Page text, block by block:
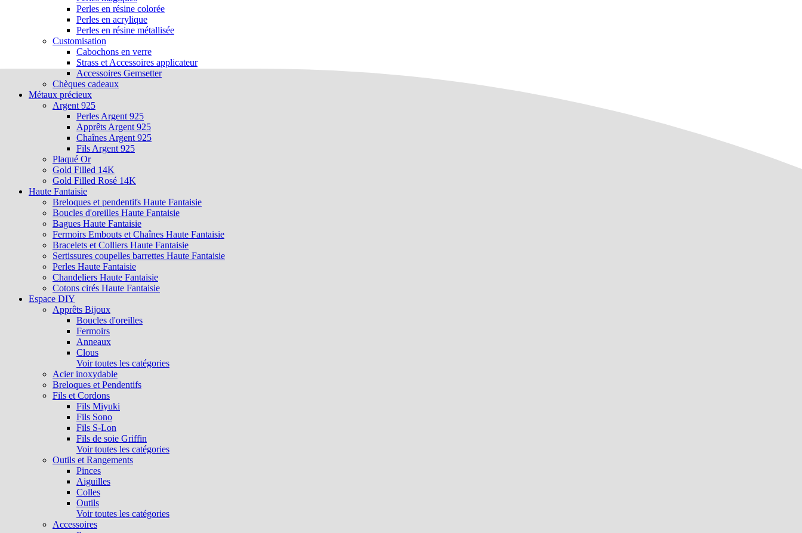
Perles en résine colorée
Perles en acrylique
Perles en résine métallisée
Customisation
Cabochons en verre
Strass et Accessoires applicateur
Accessoires Gemsetter
Chèques cadeaux
Métaux précieux
Argent 925
Perles Argent 925
Apprêts Argent 925
Chaînes Argent 925
Fils Argent 925
Plaqué Or
Gold Filled 14K
Gold Filled Rosé 14K
Haute Fantaisie
Breloques et pendentifs Haute Fantaisie
Boucles d'oreilles Haute Fantaisie
Bagues Haute Fantaisie
Fermoirs Embouts et Chaînes Haute Fantaisie
Bracelets et Colliers Haute Fantaisie
Sertissures coupelles barrettes Haute Fantaisie
Perles Haute Fantaisie
Chandeliers Haute Fantaisie
Cotons cirés Haute Fantaisie
Espace DIY
Apprêts Bijoux
Boucles d'oreilles
Fermoirs
Anneaux
Clous
Voir toutes les catégories
Acier inoxydable
Breloques et Pendentifs
Fils et Cordons
Fils Miyuki
Fils Sono
Fils S-Lon
Fils de soie Griffin
Voir toutes les catégories
Outils et Rangements
Pinces
Aiguilles
Colles
Outils
Voir toutes les catégories
Accessoires